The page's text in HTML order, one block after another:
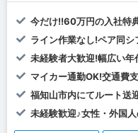
今だけ!!60万円の入社特
ライン作業なし!ペア同シ
未経験者大歓迎!幅広い年
マイカー通勤OK!交通費
福知山市内にてルート送
未経験歓迎♪女性・外国